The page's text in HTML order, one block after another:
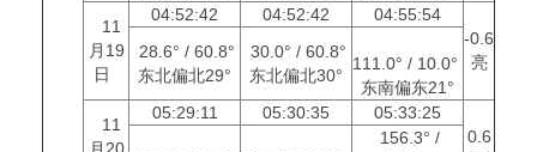
11
月19
日
04:52:42 04:52:42
04:55:54
-0.6
亮
28.6° / 60.8°
东北偏北29°
30.0° / 60.8°
东北偏北30°
111.0° / 10.0°
东南偏东21°
11
月20
05:29:11 05:30:35
05:33:25
0.6
156.3° /